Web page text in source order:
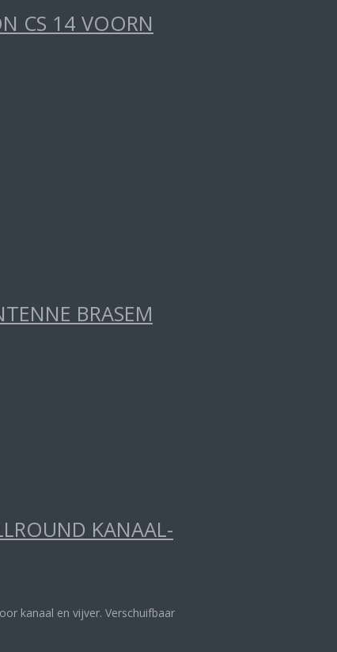
CS 14 VOORN
BRASEM
KANAAL-
kanaal en vijver. Verschuifbaar